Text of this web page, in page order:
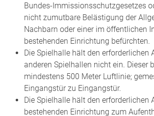
Bundes-Immissionsschutzgesetzes
nicht zumutbare Belästigung der
Nachbarn oder einer im öffentlichen
bestehenden Einrichtung befürchten.
Die Spielhalle hält den erforderlichen
anderen Spielhallen nicht ein. Dieser
mindestens 500 Meter Luftlinie;
Eingangstür zu Eingangstür.
Die Spielhalle hält den erforderlichen
bestehenden Einrichtung zum